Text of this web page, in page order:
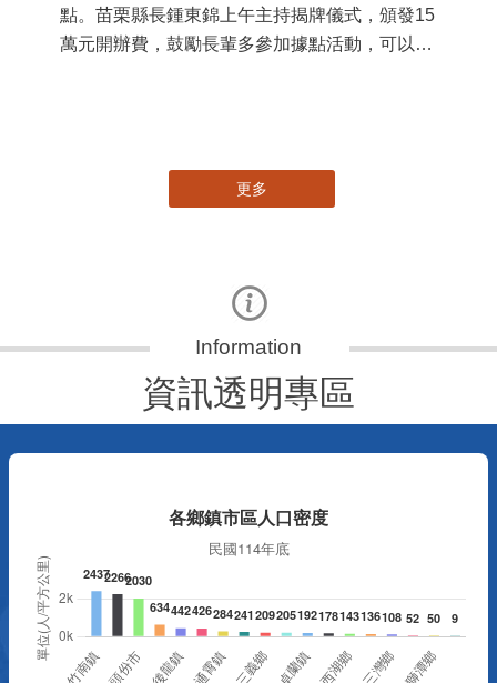
點。苗栗縣長鍾東錦上午主持揭牌儀式，頒發15
萬元開辦費，鼓勵長輩多參加據點活動，可以更
更多
資訊透明專區